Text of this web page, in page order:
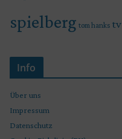
spielberg tom hanks tv
Info
Über uns
Impressum
Datenschutz